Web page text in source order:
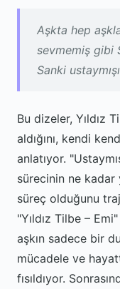
Aşkta hep
sevmemiş gibi
Sanki
Bu dizeler, Yıldız
aldığını, kendi
anlatıyor.
sürecinin ne
süreç olduğunu
"Yıldız Tilbe –
aşkın sadece bir
mücadele ve
fısıldıyor.